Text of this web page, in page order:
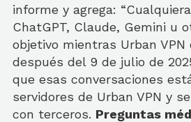
informe y agrega:
ChatGPT, Claude, Gemini u
objetivo mientras Urban
después del 9 de julio de
que esas conversaciones
servidores de Urban VPN y
con terceros. Preguntas